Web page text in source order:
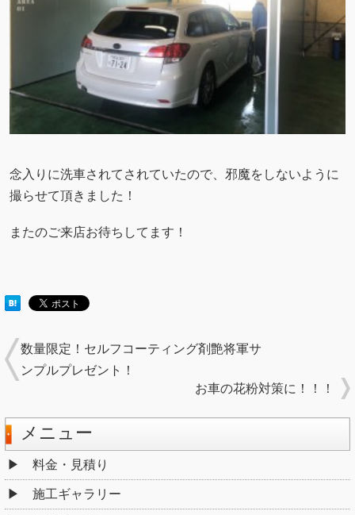
念入りに洗車されてされていたので、邪魔をしないように
撮らせて頂きました！
またのご来店お待ちしてます！
数量限定！セルフコーティング剤艶将軍サ
ンプルプレゼント！
お車の花粉対策に！！！
メニュー
料金・見積り
施工ギャラリー